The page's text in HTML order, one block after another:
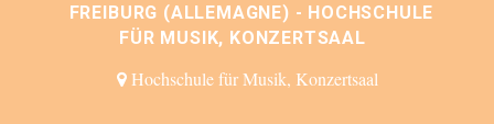
FREIBURG (ALLEMAGNE) - HOCHSCHULE
FÜR MUSIK, KONZERTSAAL
Hochschule für Musik, Konzertsaal